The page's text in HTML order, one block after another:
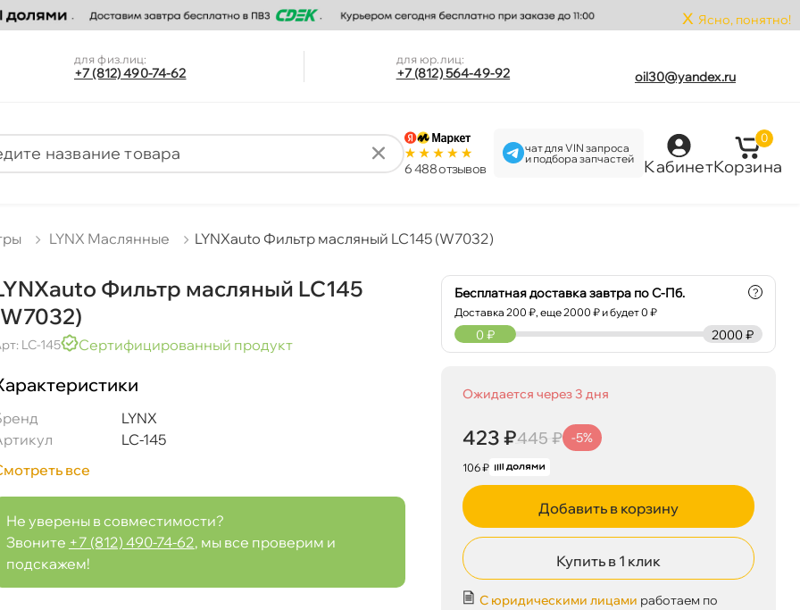
x Ясно, понятно!
для физ.лиц:
+7 (812) 490-74-62
для юр.лиц:
+7 (812) 564-49-92 oil30@yandex.ru
6 488 отзыво
чат для VIN запроса
и подбора запчастей
Кабинет
0
Корзина
LYNX Маслянные LYNXauto Фильтр масляный LC145 (W7032)
Фильтр масляный LC145
LC-145 Сертифицированный продукт
LYNX
LC-145
все
Не уверены в совместимости?
Звоните +7 (812) 490-74-62, мы все проверим и
подскажем!
Бесплатная доставка завтра по С-Пб.
Доставка200 ₽, еще2000 ₽ и будет 0 ₽
?
2000 ₽
0 ₽
Ожидается через 3 дня
423 ₽445 ₽ -5%
106 ₽
Добавить в корзину
Купить в 1 клик
С юридическими лицами работаем по
06.08 (при заказе от 2000₽) Сегодня, 06.08